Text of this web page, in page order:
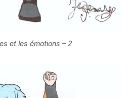
et les émotions – 2